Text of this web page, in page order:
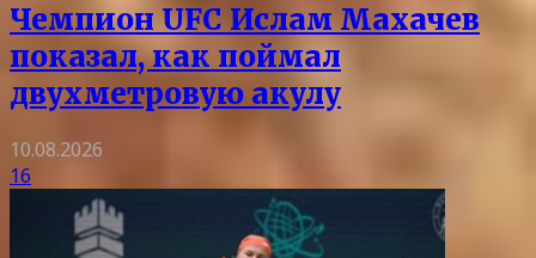
Чемпион UFC Ислам Махачев
показал, как поймал
двухметровую акулу
10.08.2026
16